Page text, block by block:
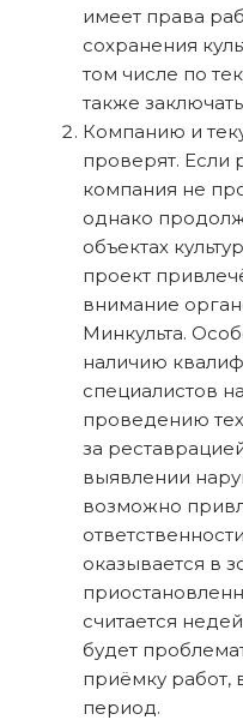
имеет права
сохранения
том числе по
также
Компанию и
проверят. Если
компания не
однако
объектах
проект
внимание
Минкульта.
наличию
специалистов
проведению
за
выявлении
возможно
оказывается в
считается
будет
приёмку работ,
период.